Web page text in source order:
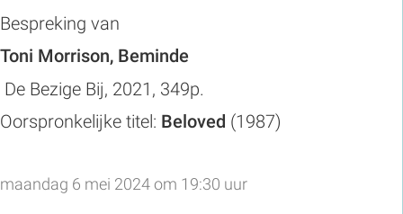
Bespreking van
Toni Morrison, Beminde
De Bezige Bij, 2021, 349p.
Oorspronkelijke titel: Beloved (1987)
maandag 6 mei 2024 om 19:30 uur